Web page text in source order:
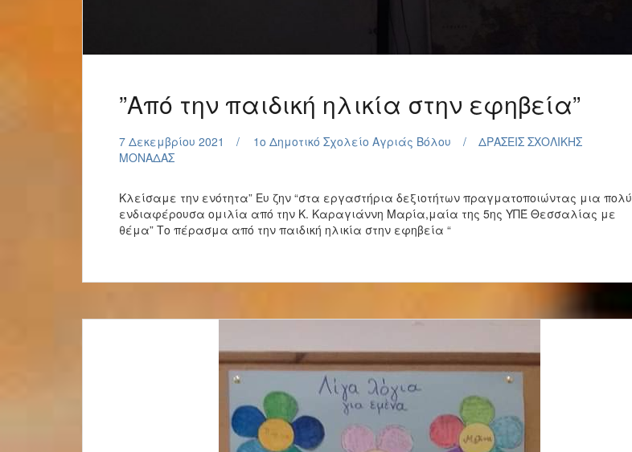
”Από την παιδική ηλικία στην εφηβεία”
7 Δεκεμβρίου 2021 1o Δημοτικό Σχολείο Αγριάς Βόλου
ΔΡΑΣΕΙΣ ΣΧΟΛΙΚΗΣ
ΜΟΝΑΔΑΣ
Κλείσαμε την ενότητα” Ευ ζην “στα εργαστήρια δεξιοτήτων πραγματοποιώντας μια πολύ
ενδιαφέρουσα ομιλία από την Κ. Καραγιάννη Μαρία,μαία της 5ης ΥΠΈ Θεσσαλίας με
θέμα” Το πέρασμα από την παιδική ηλικία στην εφηβεία “